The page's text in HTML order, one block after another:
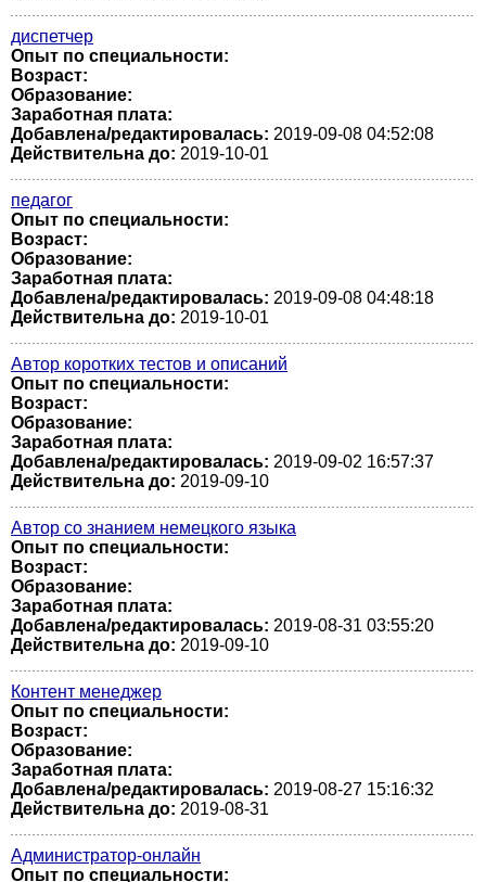
диспетчер
Опыт по специальности:
Возраст:
Образование:
Заработная плата:
Добавлена/редактировалась: 2019-09-08 04:52:08
Действительна до: 2019-10-01
педагог
Опыт по специальности:
Возраст:
Образование:
Заработная плата:
Добавлена/редактировалась: 2019-09-08 04:48:18
Действительна до: 2019-10-01
Автор коротких тестов и описаний
Опыт по специальности:
Возраст:
Образование:
Заработная плата:
Добавлена/редактировалась: 2019-09-02 16:57:37
Действительна до: 2019-09-10
Автор со знанием немецкого языка
Опыт по специальности:
Возраст:
Образование:
Заработная плата:
Добавлена/редактировалась: 2019-08-31 03:55:20
Действительна до: 2019-09-10
Контент менеджер
Опыт по специальности:
Возраст:
Образование:
Заработная плата:
Добавлена/редактировалась: 2019-08-27 15:16:32
Действительна до: 2019-08-31
Администратор-онлайн
Опыт по специальности: